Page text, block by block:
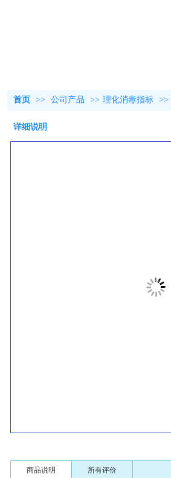
首页 >> 公司产品 >> 理化消毒指标 >>
详细说明
商品说明 所有评价